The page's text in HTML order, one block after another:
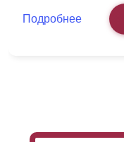
Подробнее